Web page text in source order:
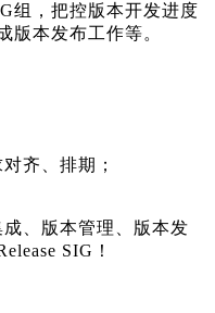
组，把控版本开发进度
版本发布工作等。
齐、排期；
、版本管理、版本发
SIG！